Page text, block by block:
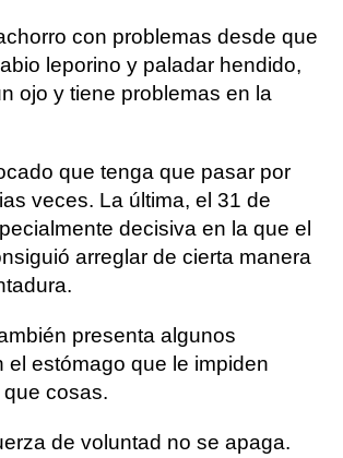
con problemas desde que
leporino y paladar hendido,
ojo y tiene problemas en la
que tenga que pasar por
veces. La última, el 31 de
decisiva en la que el
arreglar de cierta manera
presenta algunos
el estómago que le impiden
cosas.
de voluntad no se apaga.